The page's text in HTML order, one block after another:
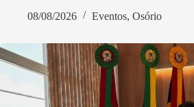
08/08/2026
Eventos, Osório